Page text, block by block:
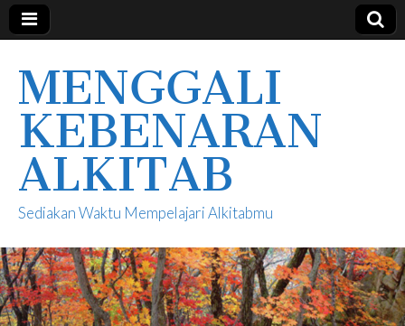
MENGGALI
KEBENARAN
ALKITAB
Sediakan Waktu Mempelajari Alkitabmu